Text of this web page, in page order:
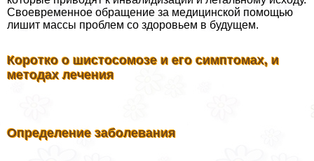
Своевременное обращение за медицинской помощью
лишит массы проблем со здоровьем в будущем.
Коротко о шистосомозе и его симптомах, и
методах лечения
Определение заболевания